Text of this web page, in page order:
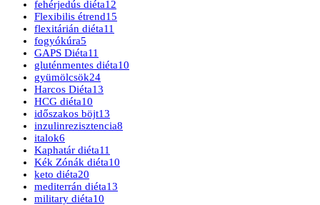
fehérjedús diéta12
Flexibilis étrend15
flexitárián diéta11
fogyókúra5
GAPS Diéta11
gluténmentes diéta10
gyümölcsök24
Harcos Diéta13
HCG diéta10
időszakos böjt13
inzulinrezisztencia8
italok6
Kaphatár diéta11
Kék Zónák diéta10
keto diéta20
mediterrán diéta13
military diéta10